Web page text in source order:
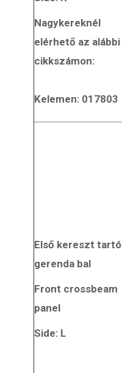
Nagykereknél
elérhető az alábbi
cikkszámon:
Kelemen: 017803
Első kereszt tartó
gerenda bal
Front crossbeam
panel
Side: L